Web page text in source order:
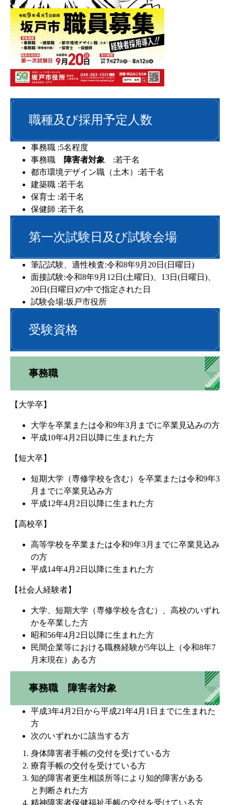
職種及び採用予定人数
事務職 :5名程度
事務職
障害者対象 :若干名
都市環境デザイン職（土木）:若干名
建築職 :若干名
保育士 :若干名
保健師 :若干名
第一次試験日及び試験会場
筆記試験、適性検査:令和8年9月20日(日曜日)
面接試験:令和8年9月12日(土曜日)、13日(日曜日)、
20日(日曜日)の中で指定された日
試験会場:坂戸市役所
受験資格
事務職
【大学卒】
大学を卒業または令和9年3月までに卒業見込みの方
平成10年4月2日以降に生まれた方
【短大卒】
短期大学（専修学校を含む）を卒業または令和9年3
月までに卒業見込み方
平成12年4月2日以降に生まれた方
【高校卒】
高等学校を卒業または令和9年3月までに卒業見込み
の方
平成14年4月2日以降に生まれた方
【社会人経験者】
大学、短期大学（専修学校を含む）、高校のいずれ
かを卒業した方
昭和56年4月2日以降に生まれた方
民間企業等における職務経験が5年以上（令和8年7
月末現在）ある方
事務職 障害者対象
平成3年4月2日から平成21年4月1日までに生まれた
方
次のいずれかに該当する方
身体障害者手帳の交付を受けている方
療育手帳の交付を受けている方
知的障害者更生相談所等により知的障害がある
と判断された方
精神障害者保健福祉手帳の交付を受けている方